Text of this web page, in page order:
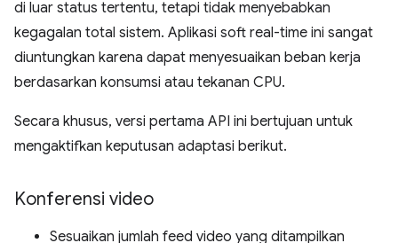
di luar status tertentu, tetapi tidak menyebabkan
kegagalan total sistem. Aplikasi soft real-time ini sangat
diuntungkan karena dapat menyesuaikan beban kerja
berdasarkan konsumsi atau tekanan CPU.
Secara khusus, versi pertama API ini bertujuan untuk
mengaktifkan keputusan adaptasi berikut.
Konferensi video
Sesuaikan jumlah feed video yang ditampilkan